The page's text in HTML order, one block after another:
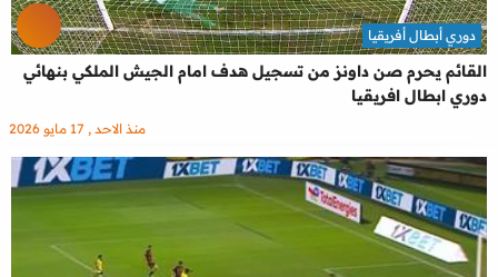
القائم يحرم صن داونز من تسجيل هدف امام الجيش الملكي بنهائي
دوري ابطال افريقيا
دوري أبطال أفريقيا
منذ الاحد , 17 مايو 2026